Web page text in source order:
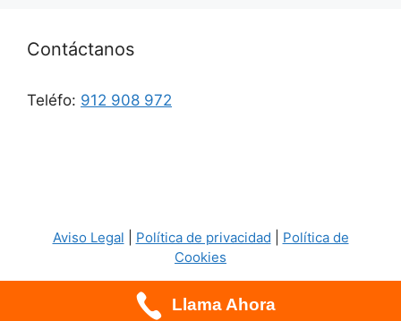
Contáctanos
Teléfo: 912 908 972
Aviso Legal Política de privacidad
Política de
Cookies
Llama Ahora